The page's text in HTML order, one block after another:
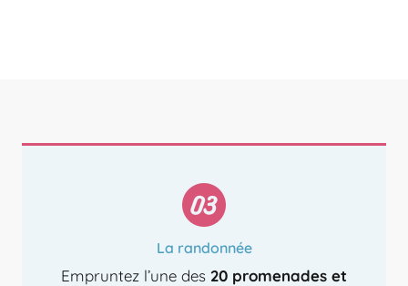
La randonnée
Empruntez l’une des 20 promenades et